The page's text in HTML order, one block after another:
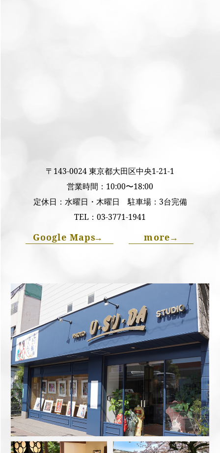
〒143-0024 東京都大田区中央1-21-1
営業時間：10:00〜18:00
定休日：水曜日・木曜日 駐車場：3台完備
TEL： 03-3771-1941
Google Maps→ more→